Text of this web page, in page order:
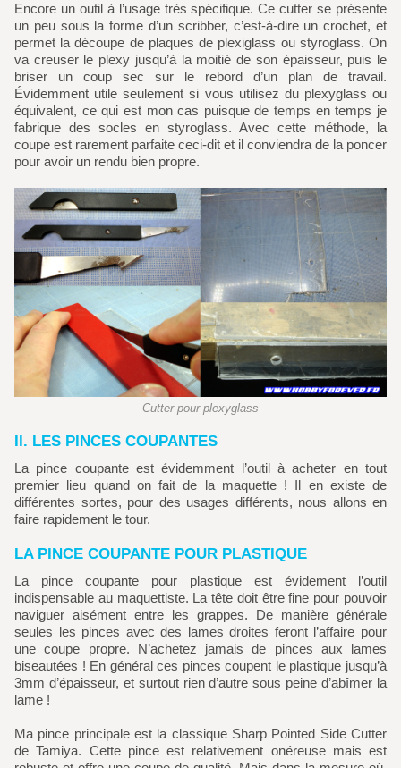
Encore un outil à l’usage très spécifique. Ce cutter se présente
un peu sous la forme d’un scribber, c’est-à-dire un crochet, et
permet la découpe de plaques de plexiglass ou styroglass. On
va creuser le plexy jusqu’à la moitié de son épaisseur, puis le
briser un coup sec sur le rebord d’un plan de travail.
Évidemment utile seulement si vous utilisez du plexyglass ou
équivalent, ce qui est mon cas puisque de temps en temps je
fabrique des socles en styroglass. Avec cette méthode, la
coupe est rarement parfaite ceci-dit et il conviendra de la poncer
pour avoir un rendu bien propre.
Cutter pour plexyglass
II. LES PINCES COUPANTES
La pince coupante est évidemment l’outil à acheter en tout
premier lieu quand on fait de la maquette ! Il en existe de
différentes sortes, pour des usages différents, nous allons en
faire rapidement le tour.
LA PINCE COUPANTE POUR PLASTIQUE
La pince coupante pour plastique est évidement l’outil
indispensable au maquettiste. La tête doit être fine pour pouvoir
naviguer aisément entre les grappes. De manière générale
seules les pinces avec des lames droites feront l’affaire pour
une coupe propre. N’achetez jamais de pinces aux lames
biseautées ! En général ces pinces coupent le plastique jusqu’à
3mm d’épaisseur, et surtout rien d’autre sous peine d’abîmer la
lame !
Ma pince principale est la classique Sharp Pointed Side Cutter
de Tamiya. Cette pince est relativement onéreuse mais est